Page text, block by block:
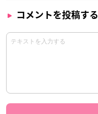
コメントを投稿する